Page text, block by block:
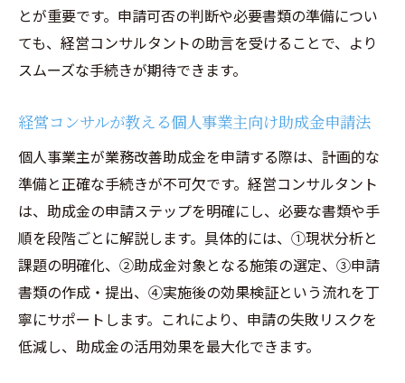
とが重要です。申請可否の判断や必要書類の準備につい
ても、経営コンサルタントの助言を受けることで、より
スムーズな手続きが期待できます。
経営コンサルが教える個人事業主向け助成金申請法
個人事業主が業務改善助成金を申請する際は、計画的な
準備と正確な手続きが不可欠です。経営コンサルタント
は、助成金の申請ステップを明確にし、必要な書類や手
順を段階ごとに解説します。具体的には、①現状分析と
課題の明確化、②助成金対象となる施策の選定、③申請
書類の作成・提出、④実施後の効果検証という流れを丁
寧にサポートします。これにより、申請の失敗リスクを
低減し、助成金の活用効果を最大化できます。